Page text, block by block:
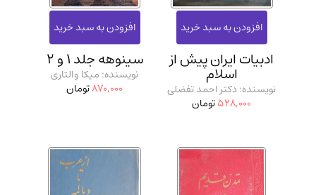
ادبیات ایران پیش از
اسلام
نویسنده: دکتر احمد تفضلی
528,000تومان
سینوهه جلد 1 و 2
نویسنده: میکا والتاری
870,000تومان